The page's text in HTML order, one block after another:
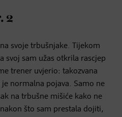
2
svoje trbušnjake. Tijekom
svoj sam užas otkrila rascjep
trener uvjerio: takozvana
normalna pojava. Samo ne
na trbušne mišiće kako ne
što sam prestala dojiti,